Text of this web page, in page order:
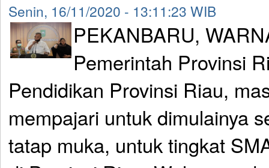
Senin, 16/11/2020 - 13:11:23 WIB
PEKANBARU,
Pemerintah Provinsi
Pendidikan Provinsi Riau,
mempajari untuk dimulainya
tatap muka, untuk tingkat